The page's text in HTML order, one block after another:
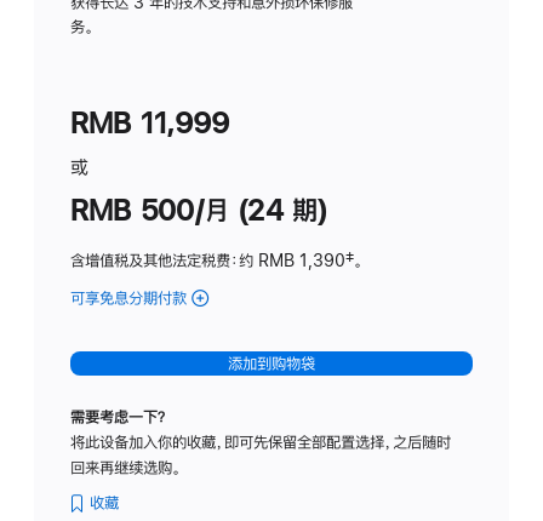
务。
RMB 11,999
或
RMB 500/月 (24 期)
含增值税及其他法定税费：约 RMB 1,390脚
‡。
可享免息分期付款 (Studio
-
标
璃
添加到购物袋
需要考虑一下？
将此设备加入你的收藏，即可先保留全部配置选择，之后随时
回来再继续选购。
收藏